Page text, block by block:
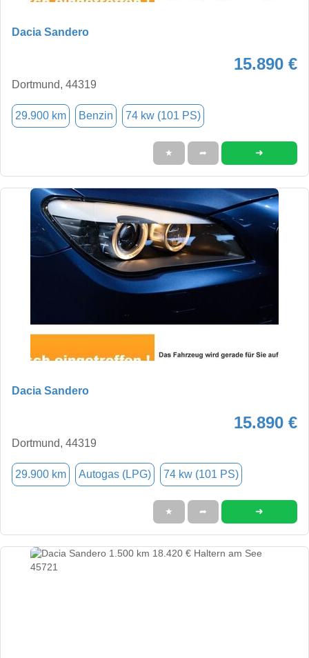
Dacia Sandero
15.890 €
Dortmund, 44319
29.900 km Benzin 74 kw (101 PS)
★ ➦ ➜
Dacia Sandero
15.890 €
Dortmund, 44319
29.900 km Autogas (LPG) 74 kw (101 PS)
★ ➦ ➜